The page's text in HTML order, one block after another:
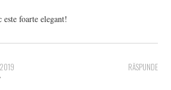
foarte elegant!
RĂSPUNDE